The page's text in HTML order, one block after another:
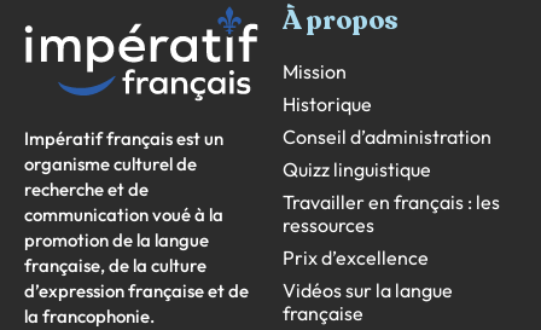
Impératif français est un
organisme culturel de
recherche et de
communication voué à la
promotion de la langue
française, de la culture
d’expression française et de
la francophonie.
À propos
Mission
Historique
Conseil d’administration
Quizz linguistique
Travailler en français : les
ressources
Prix d’excellence
Vidéos sur la langue
française